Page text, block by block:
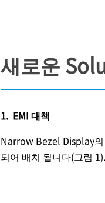
새로운
1. EMI 대책
Narrow Bezel Display
되어 배치 됩니다(그림